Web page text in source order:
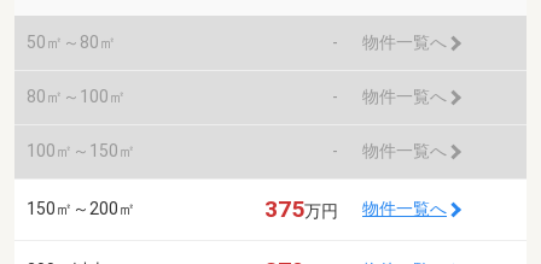
50㎡～80㎡ - 物件一覧へ
80㎡～100㎡ - 物件一覧へ
100㎡～150㎡ - 物件一覧へ
150㎡～200㎡ 375万円 物件一覧へ